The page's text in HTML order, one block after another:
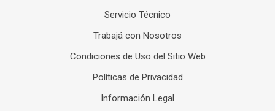
Servicio Técnico
Trabajá con Nosotros
Condiciones de Uso del Sitio Web
Políticas de Privacidad
Información Legal